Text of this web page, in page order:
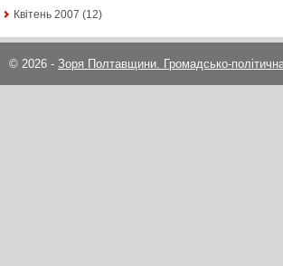
Квітень 2007 (12)
© 2026 - Зоря Полтавщини. Громадсько-